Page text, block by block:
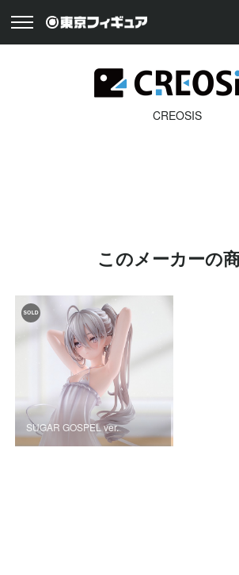
CREOSIS
このメーカーの
SUGAR GOSPEL ver.